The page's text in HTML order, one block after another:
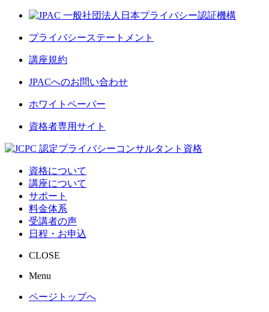
プライバシーステートメント
講座規約
JPACへのお問い合わせ
ホワイトペーパー
資格者専用サイト
資格について
講座について
サポート
料金体系
受講者の声
日程・お申込
CLOSE
Menu
ページトップへ